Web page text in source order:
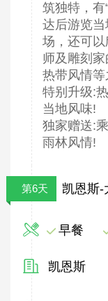
筑独特，有
达后游览
场，还可
师及雕刻
热带风情
特别升级:
当地风味!
独家赠送:
雨林风情!
第6天 凯恩斯-
早餐
凯恩斯